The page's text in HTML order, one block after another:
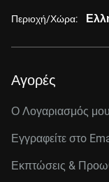
Περιοχή/Χώρα:
Αγορές
Ο Λογαριασμός μου
Εγγραφείτε στo
Εκπτώσεις &